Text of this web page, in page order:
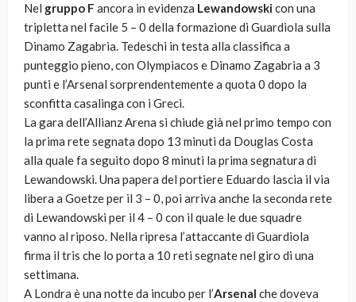
Nel gruppo F ancora in evidenza Lewandowskicon una
tripletta nel facile 5 – 0 della formazione di Guardiola sulla
Dinamo Zagabria. Tedeschi in testa alla classifica a
punteggio pieno, con Olympiacos e Dinamo Zagabria a 3
punti e l’Arsenal sorprendentemente a quota 0 dopo la
sconfitta casalinga con i Greci.
La gara dell’Allianz Arena si chiude già nel primo tempo con
la prima rete segnata dopo 13 minuti da Douglas Costa
alla quale fa seguito dopo 8 minuti la prima segnatura di
Lewandowski. Una papera del portiere Eduardo lascia il via
libera a Goetze per il 3 – 0, poi arriva anche la seconda rete
di Lewandowski per il 4 – 0 con il quale le due squadre
vanno al riposo. Nella ripresa l’attaccante di Guardiola
firma il tris che lo porta a 10 reti segnate nel giro di una
settimana.
A Londra è una notte da incubo per l’Arsenal che doveva